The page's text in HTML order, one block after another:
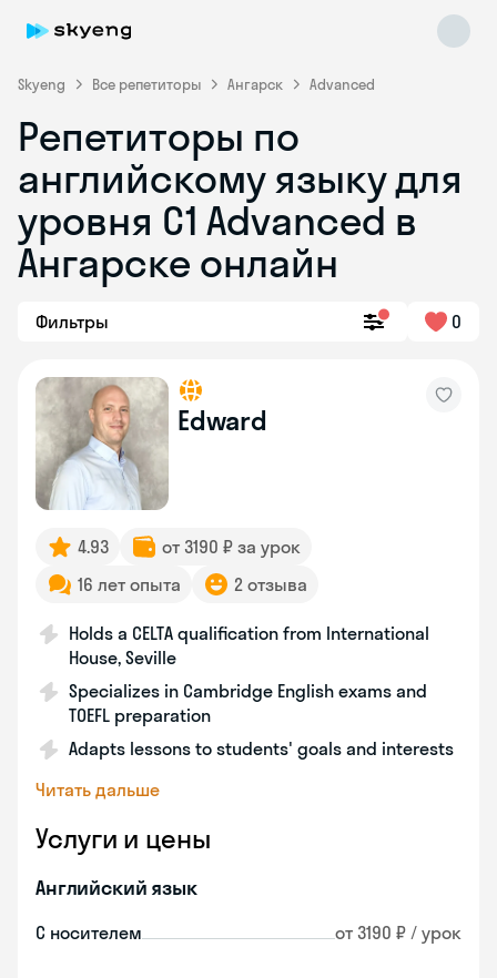
Skyeng Все репетиторы Ангарск Advanced
Репетиторы по
английскому языку для
уровня C1 Advanced в
Ангарске онлайн
Фильтры 0
Edward
4.93
от 3190 ₽ за урок
16 лет опыта
2 отзыва
Holds a CELTA qualification from International
House, Seville
Specializes in Cambridge English exams and
TOEFL preparation
Adapts lessons to students' goals and interests
Читать дальше
Услуги и цены
Английский язык
С носителем от 3190 ₽ / урок
Skyeng Chat